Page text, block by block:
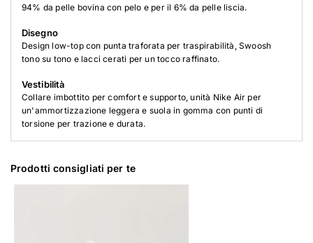
94% da pelle bovina con pelo e per il 6% da pelle liscia.
Disegno
Design low-top con punta traforata per traspirabilità, Swoosh
tono su tono e lacci cerati per un tocco raffinato.
Vestibilità
Collare imbottito per comfort e supporto, unità Nike Air per
un'ammortizzazione leggera e suola in gomma con punti di
torsione per trazione e durata.
Prodotti consigliati per te